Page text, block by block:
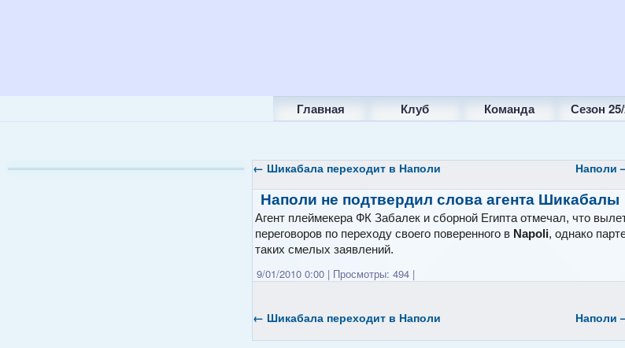
Главная Клуб Команда Сезон
← Шикабала переходит в Наполи Наполи
Наполи не подтвердил слова агента Шикабалы
Агент плеймекера ФК Забалек и сборной Египта отмечал, что
переговоров по переходу своего поверенного в Napoli, однако
таких смелых заявлений.
9/01/2010 0:00 | Просмотры: 494|
← Шикабала переходит в Наполи Наполи